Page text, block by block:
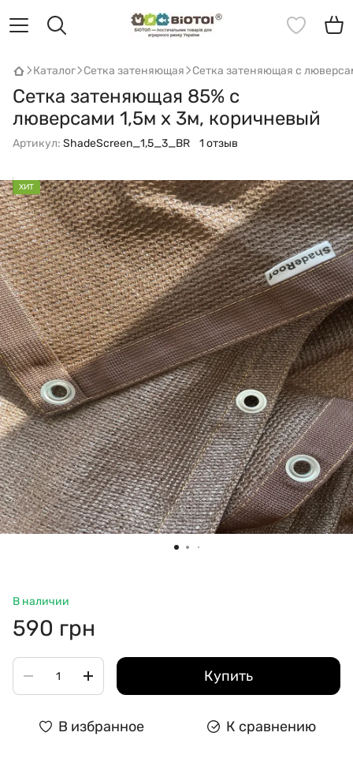
Каталог Сетка затеняющая Сетка затеняющая с
Сетка затеняющая 85% с
люверсами 1,5м х 3м, коричневый
Артикул: ShadeScreen_1,5_3_BR 1 отзыв
ХИТ
В наличии
590 грн
Купить
В избранное К сравнению